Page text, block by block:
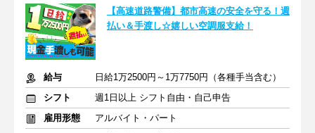
【高速道路警備】都市高速の安全を守る！週
払い＆手渡し☆嬉しい空調服支給！
給与
日給1万2500円～1万7750円（各種手当含む）
シフト
週1日以上 シフト自由・自己申告
雇用形態
アルバイト・パート